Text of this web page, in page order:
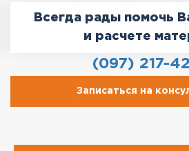
Всегда рады помочь
и расчете
(097) 217-
Записаться на